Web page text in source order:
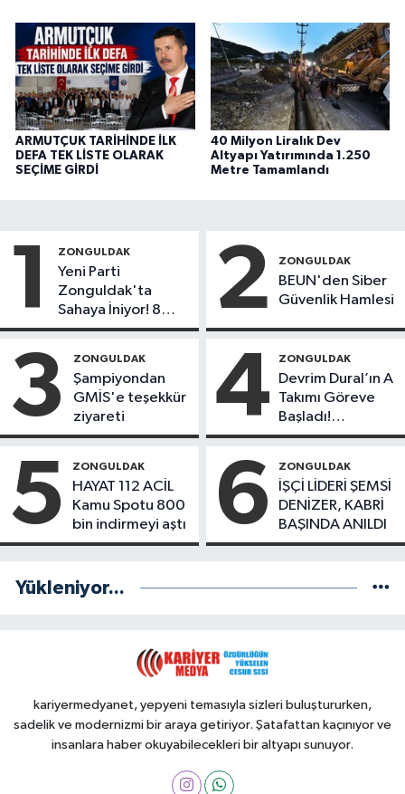
ARMUTÇUK TARİHİNDE İLK
DEFA TEK LİSTE OLARAK
SEÇİME GİRDİ
40 Milyon Liralık Dev
Altyapı Yatırımında 1.250
Metre Tamamlandı
1 ZONGULDAK
Yeni Parti
Zonguldak'ta
Sahaya İniyor! 8
İlçede Kurucu
Başladı
2 ZONGULDAK
BEUN'den Siber
Güvenlik Hamlesi
3 ZONGULDAK
Şampiyondan
GMİS'e teşekkür
ziyareti
4 ZONGULDAK
Devrim Dural’ın A
Takımı Göreve
Başladı!
Yönetimde
5 ZONGULDAK
HAYAT 112 ACİL
Kamu Spotu 800
bin indirmeyi aştı
6 ZONGULDAK
İŞÇİ LİDERİ ŞEMSİ
DENİZER, KABRİ
BAŞINDA ANILDI
Yükleniyor...
kariyermedyanet, yepyeni temasıyla sizleri buluştururken,
sadelik ve modernizmi bir araya getiriyor. Şatafattan kaçınıyor ve
insanlara haber okuyabilecekleri bir altyapı sunuyor.